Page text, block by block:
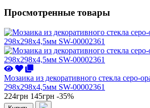
Просмотренные товары
Мозаика из декоративного стекла серо-
298х298х4,5мм SW-00002361
224грн 145грн -35%